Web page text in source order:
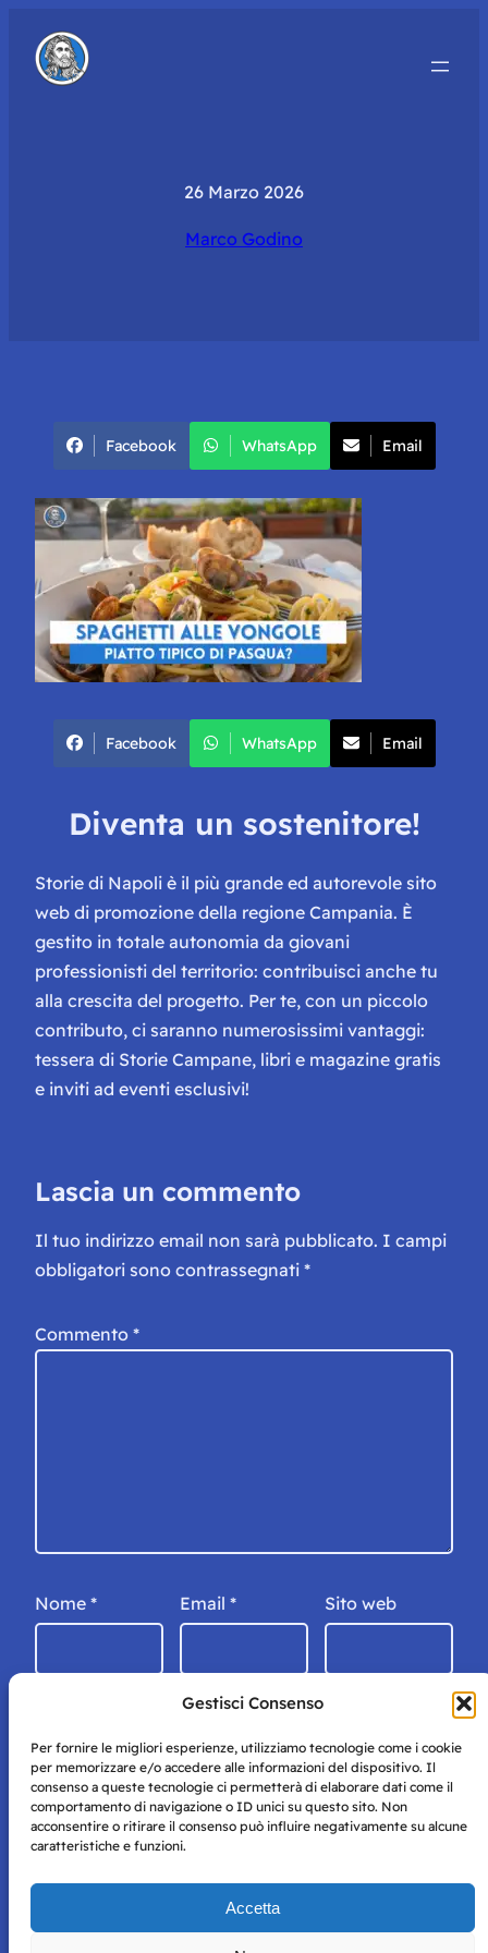
Gestisci Consenso
Per fornire le migliori esperienze, utilizziamo tecnologie come i cookie
per memorizzare e/o accedere alle informazioni del dispositivo. Il
consenso a queste tecnologie ci permetterà di elaborare dati come il
comportamento di navigazione o ID unici su questo sito. Non
acconsentire o ritirare il consenso può influire negativamente su alcune
caratteristiche e funzioni.
Accetta
26 Marzo 2026
Marco Godino
Facebook WhatsApp Email
Facebook WhatsApp Email
Diventa un sostenitore!
Storie di Napoli è il più grande ed autorevole sito
web di promozione della regione Campania. È
gestito in totale autonomia da giovani
professionisti del territorio: contribuisci anche tu
alla crescita del progetto. Per te, con un piccolo
contributo, ci saranno numerosissimi vantaggi:
tessera di Storie Campane, libri e magazine gratis
e inviti ad eventi esclusivi!
Lascia un commento
Il tuo indirizzo email non sarà pubblicato. I campi
obbligatori sono contrassegnati *
Commento *
Nome * Email * Sito web
Storie di Napoli è una testata registrata presso il tribunale di